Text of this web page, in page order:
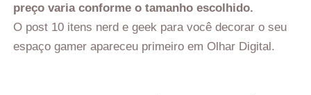
preço varia conforme o tamanho escolhido.
O post 10 itens nerd e geek para você decorar o seu
espaço gamer apareceu primeiro em Olhar Digital.